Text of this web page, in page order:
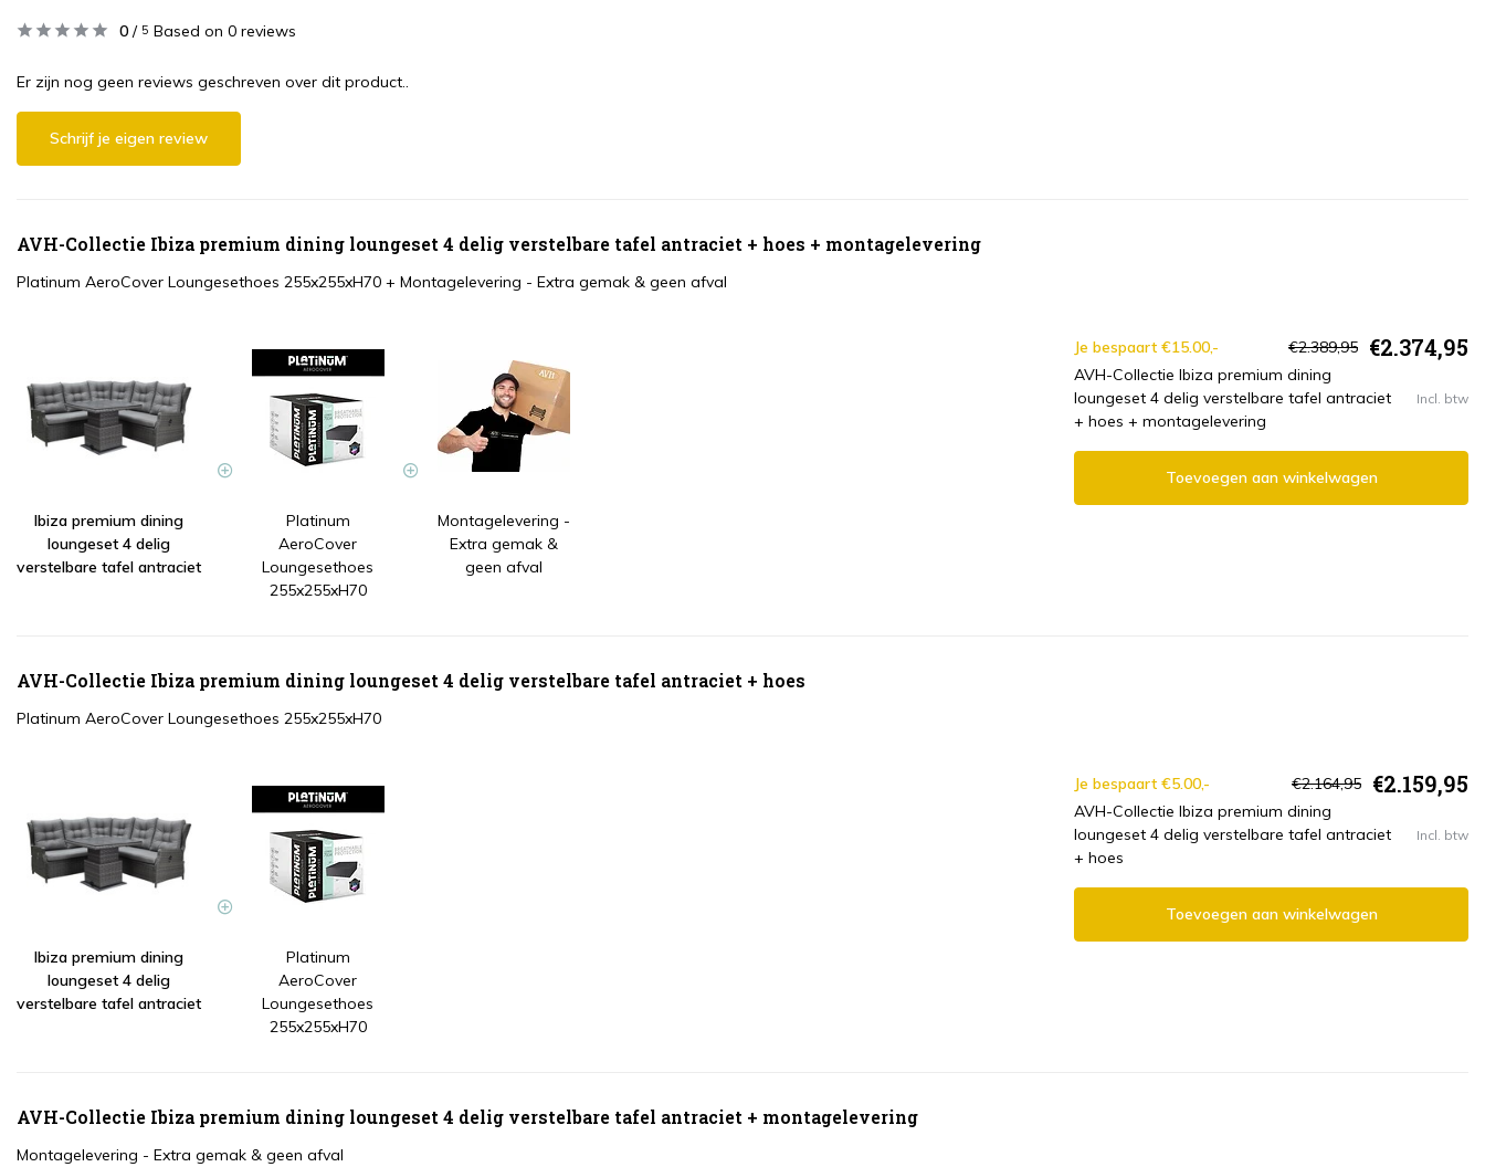
0 / 5 Based on 0 reviews
Er zijn nog geen reviews geschreven over dit product..
Schrijf je eigen review
AVH-Collectie Ibiza premium dining loungeset 4 delig verstelbare tafel antraciet + hoes + montagelevering
Platinum AeroCover Loungesethoes 255x255xH70 + Montagelevering - Extra gemak & geen afval
Ibiza premium dining
loungeset 4 delig
verstelbare tafel antraciet
Platinum
AeroCover
Loungesethoes
255x255xH70
Montagelevering -
Extra gemak &
geen afval
Je bespaart €15.00,- €2.389,95 €2.374,95
AVH-Collectie Ibiza premium dining
loungeset 4 delig verstelbare tafel antraciet
+ hoes + montagelevering
Incl. btw
Toevoegen aan winkelwagen
AVH-Collectie Ibiza premium dining loungeset 4 delig verstelbare tafel antraciet + hoes
Platinum AeroCover Loungesethoes 255x255xH70
Ibiza premium dining
loungeset 4 delig
verstelbare tafel antraciet
Platinum
AeroCover
Loungesethoes
255x255xH70
Je bespaart €5.00,- €2.164,95 €2.159,95
AVH-Collectie Ibiza premium dining
loungeset 4 delig verstelbare tafel antraciet
+ hoes
Incl. btw
Toevoegen aan winkelwagen
AVH-Collectie Ibiza premium dining loungeset 4 delig verstelbare tafel antraciet + montagelevering
Montagelevering - Extra gemak & geen afval